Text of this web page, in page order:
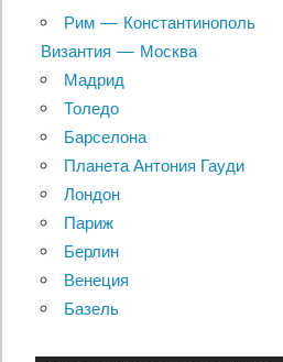
Рим — Константинополь
Византия — Москва
Мадрид
Толедо
Барселона
Планета Антония Гауди
Лондон
Париж
Берлин
Венеция
Базель